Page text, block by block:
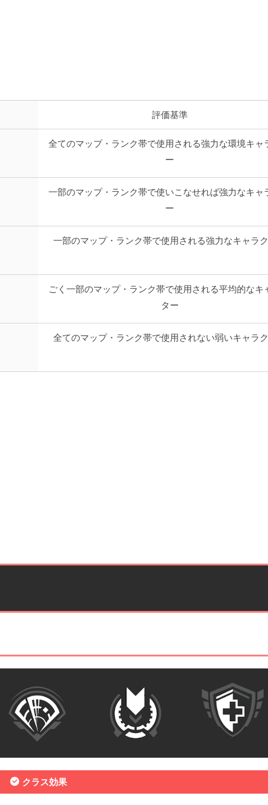
評価基準
全てのマップ・ランク帯で使用される強力な環境キャ
ー
一部のマップ・ランク帯で使いこなせれば強力なキャ
ー
一部のマップ・ランク帯で使用される強力なキャラ
ごく一部のマップ・ランク帯で使用される平均的なキ
ター
全てのマップ・ランク帯で使用されない弱いキャラ
クラス効果